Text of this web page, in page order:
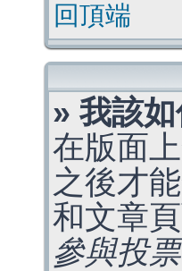
回頂端
» 我該
在版面
之後才
和文章
參與投